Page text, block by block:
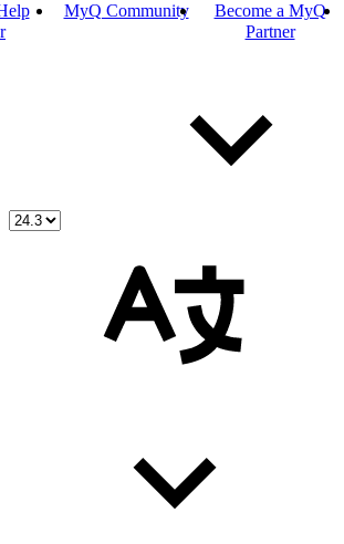
MyQ Community
Become a MyQ
Partner